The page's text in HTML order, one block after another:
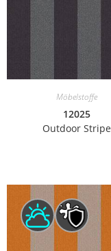
Möbelstoffe
12025
Outdoor Stripe